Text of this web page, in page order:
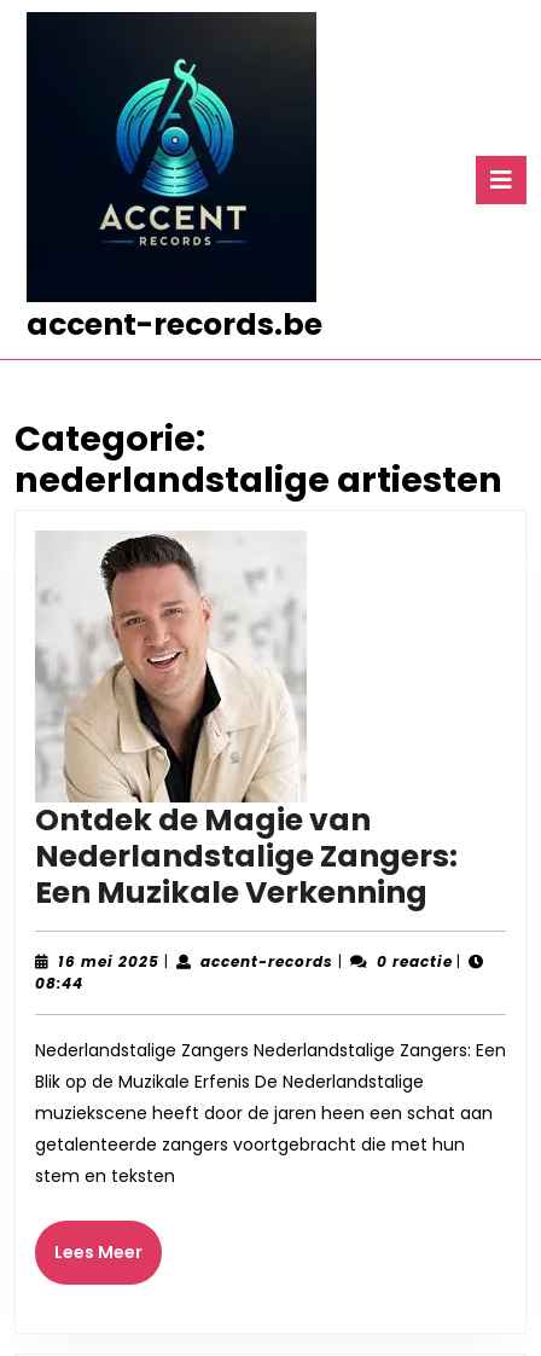
accent-records.be
Categorie:
nederlandstalige artiesten
Ontdek de Magie van
Nederlandstalige Zangers:
Een Muzikale Verkenning
de
Magie
Een
16 mei 2025 16| accent-records accent-
| 0 reactie |
08:44
Nederlandstalige Zangers Nederlandstalige Zangers: Een
Blik op de Muzikale Erfenis De Nederlandstalige
muziekscene heeft door de jaren heen een schat aan
getalenteerde zangers voortgebracht die met hun
stem en teksten
Lees MeerLees
Meer